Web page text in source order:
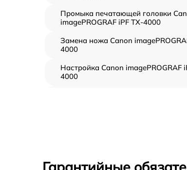
Промыка печатающей головки
imagePROGRAF iPF TX-4000
Замена ножа Canon
4000
Настройка Canon imagePROGRAF
4000